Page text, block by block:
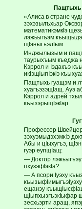
Пащтыхь
«Алиса в стране
зэхэзылъхьар
математикэмкIэ
лэжьыгъэм
щIэныгъэлIым.
Инджылызым и
таурыхъым къеджа
Кэррол и Iэдакъэ
икIэщIыпIэкIэ
Пащтыхь гуащэм и
хуагъэзэщIащ. Ауэ
Кэррол и адрей
къызэрыщIэкIар.
Профессор
зэхуэмыдэхэмкIэ
Абы и цIыхугъэ,
гуэр еупщIащ:
— Доктор
пхузэфIэкIа?
— А псори Iуэху
ещанэу
щIыпхызгъэкIыфар
зесхьэрти аращ,